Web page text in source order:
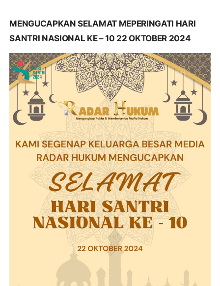
MENGUCAPKAN SELAMAT MEPERINGATI HARI
SANTRI NASIONAL KE – 10 22 OKTOBER 2024